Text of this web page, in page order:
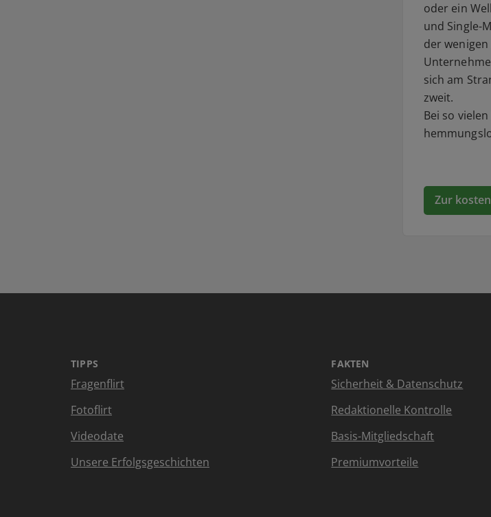
oder ein
und Single-
der
sich am
zweit.
Bei so
Zur
TIPPS
Fragenflirt
Fotoflirt
Videodate
Unsere Erfolgsgeschichten
FAKTEN
Sicherheit & Datenschutz
Redaktionelle Kontrolle
Basis-Mitgliedschaft
Premiumvorteile